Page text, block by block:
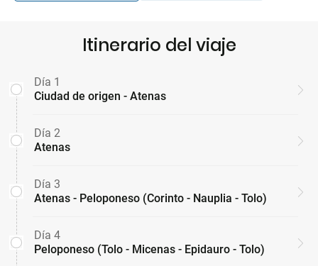
Itinerario del viaje
Día 1
Ciudad de origen - Atenas
Día 2
Atenas
Día 3
Atenas - Peloponeso (Corinto - Nauplia - Tolo)
Día 4
Peloponeso (Tolo - Micenas - Epidauro - Tolo)